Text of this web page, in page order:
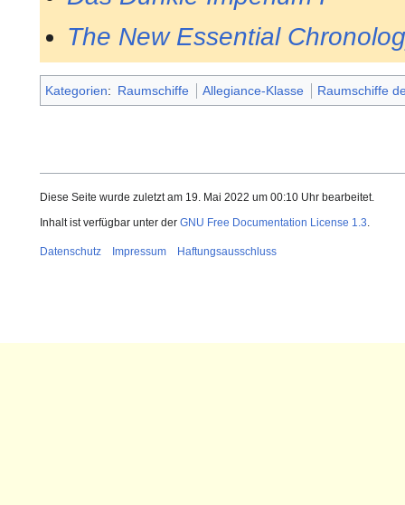
The New Essential
Kategorien: Raumschiffe Allegiance-Klasse Raumschiffe
Diese Seite wurde zuletzt am 19. Mai 2022 um 00:10 Uhr bearbeitet.
Inhalt ist verfügbar unter der GNU Free Documentation License 1.3
Datenschutz Impressum Haftungsausschluss